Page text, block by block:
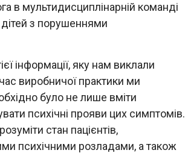
в мультидисциплінарній команді
дітей з порушеннями
інформації, яку нам виклали
виробничої практики ми
було не лише вміти
психічні прояви цих симптомів.
стан пацієнтів,
психічними розладами, а також